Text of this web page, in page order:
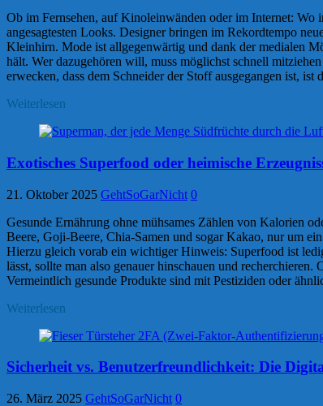
Ob im Fernsehen, auf Kinoleinwänden oder im Internet: Wo
angesagtesten Looks. Designer bringen im Rekordtempo
Kleinhirn. Mode ist allgegenwärtig und dank der medialen
hält. Wer dazugehören will, muss möglichst schnell
erwecken, dass dem Schneider der Stoff ausgegangen ist, ist
Weiterlesen
Exotisches Superfood oder heimische
21. Oktober 2025 GehtSoGarNicht 0
Gesunde Ernährung ohne mühsames Zählen von Kalorien
Beere, Goji-Beere, Chia-Samen und sogar Kakao, nur um
Hierzu gleich vorab ein wichtiger Hinweis: Superfood ist
lässt, sollte man also genauer hinschauen und
Vermeintlich gesunde Produkte sind mit Pestiziden oder
Weiterlesen
Sicherheit vs. Benutzerfreundlichkeit: Die
26. März 2025 GehtSoGarNicht 0